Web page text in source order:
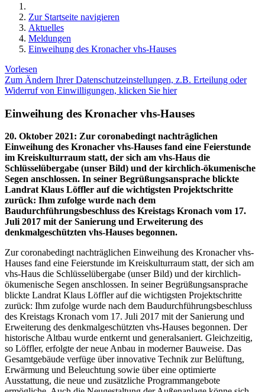
Zur Startseite navigieren
Aktuelles
Meldungen
Einweihung des Kronacher vhs-Hauses
Vorlesen
Zum Ändern Ihrer Datenschutzeinstellungen, z.B. Erteilung oder
Widerruf von Einwilligungen, klicken Sie hier
Einweihung des Kronacher vhs-Hauses
20. Oktober 2021: Zur coronabedingt nachträglichen
Einweihung des Kronacher vhs-Hauses fand eine Feierstunde
im Kreiskulturraum statt, der sich am vhs-Haus die
Schlüsselübergabe (unser Bild) und der kirchlich-ökumenische
Segen anschlossen. In seiner Begrüßungsansprache blickte
Landrat Klaus Löffler auf die wichtigsten Projektschritte
zurück: Ihm zufolge wurde nach dem
Baudurchführungsbeschluss des Kreistags Kronach vom 17.
Juli 2017 mit der Sanierung und Erweiterung des
denkmalgeschützten vhs-Hauses begonnen.
Zur coronabedingt nachträglichen Einweihung des Kronacher vhs-
Hauses fand eine Feierstunde im Kreiskulturraum statt, der sich am
vhs-Haus die Schlüsselübergabe (unser Bild) und der kirchlich-
ökumenische Segen anschlossen. In seiner Begrüßungsansprache
blickte Landrat Klaus Löffler auf die wichtigsten Projektschritte
zurück: Ihm zufolge wurde nach dem Baudurchführungsbeschluss
des Kreistags Kronach vom 17. Juli 2017 mit der Sanierung und
Erweiterung des denkmalgeschützten vhs-Hauses begonnen. Der
historische Altbau wurde entkernt und generalsaniert. Gleichzeitig,
so Löffler, erfolgte der neue Anbau in moderner Bauweise. Das
Gesamtgebäude verfüge über innovative Technik zur Belüftung,
Erwärmung und Beleuchtung sowie über eine optimierte
Ausstattung, die neue und zusätzliche Programmangebote